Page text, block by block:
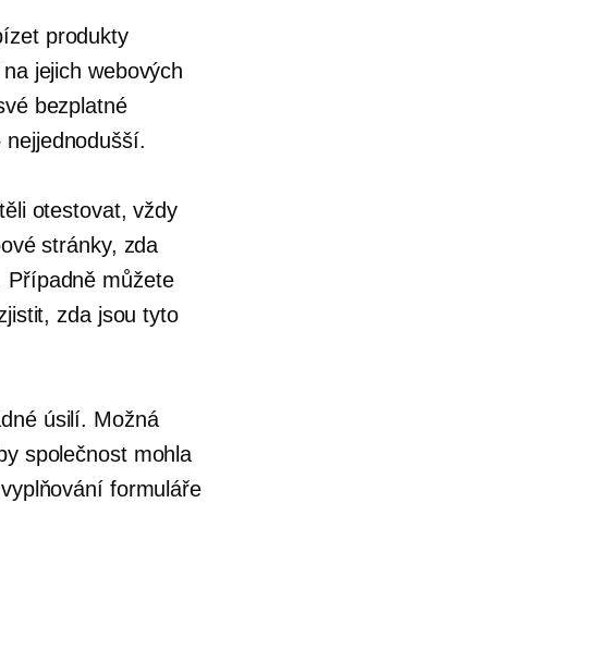
produkty
jejich webových
bezplatné
otestovat, vždy
stránky, zda
Případně můžete
zda jsou tyto
úsilí. Možná
společnost mohla
formuláře